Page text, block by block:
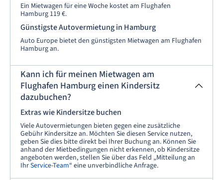
Ein Mietwagen für eine Woche kostet am Flughafen
Hamburg 119 €.
Günstigste Autovermietung in Hamburg
Auto Europe bietet den günstigsten Mietwagen am Flughafen
Hamburg an.
Kann ich für meinen Mietwagen am
Flughafen Hamburg einen Kindersitz
dazubuchen?
Extras wie Kindersitze buchen
Viele Autovermietungen bieten gegen eine zusätzliche
Gebühr Kindersitze an. Möchten Sie diesen Service nutzen,
geben Sie dies bitte direkt bei Ihrer Buchung an. Können Sie
anhand der Mietbedingungen nicht erkennen, ob Kindersitze
angeboten werden, stellen Sie über das Feld „Mitteilung an
IhrService-Team“ eine unverbindliche Anfrage.